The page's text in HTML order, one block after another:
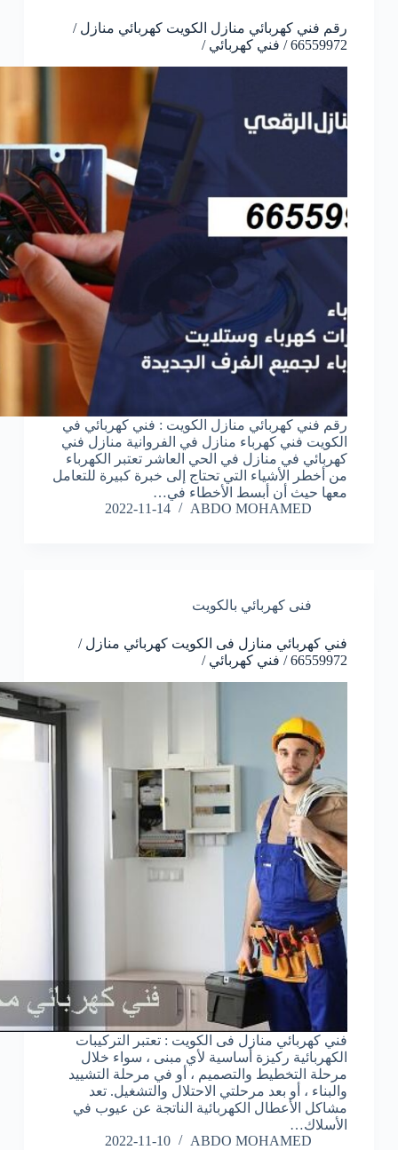
رقم فني كهربائي منازل الكويت كهربائي منازل /
66559972 / فني كهربائي /
رقم فني كهربائي منازل الكويت : فني كهربائي في
الكويت فني كهرباء منازل في الفروانية منازل فني
كهربائي في منازل في الحي العاشر تعتبر الكهرباء
من أخطر الأشياء التي تحتاج إلى خبرة كبيرة للتعامل
معها حيث أن أبسط الأخطاء في…
ABDO MOHAMED
2022-11-14
فنى كهربائي بالكويت
فني كهربائي منازل فى الكويت كهربائي منازل /
66559972 / فني كهربائي /
فني كهربائي منازل فى الكويت : تعتبر التركيبات
الكهربائية ركيزة أساسية لأي مبنى ، سواء خلال
مرحلة التخطيط والتصميم ، أو في مرحلة التشييد
والبناء ، أو بعد مرحلتي الاحتلال والتشغيل. تعد
مشاكل الأعطال الكهربائية الناتجة عن عيوب في
الأسلاك…
ABDO MOHAMED
2022-11-10